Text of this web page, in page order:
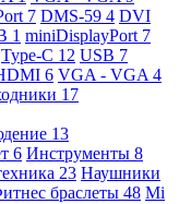
7 DMS-59 4 DVI
1 miniDisplayPort 7
Type-C 12 USB 7
6 VGA - VGA 4
17
13
6 Инструменты 8
23 Наушники
браслеты 48 Mi